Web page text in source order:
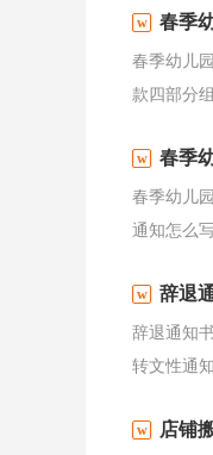
春季
春季幼儿
款四部分
春季
春季幼儿
通知怎么
辞退
辞退通知
转文性通
店铺